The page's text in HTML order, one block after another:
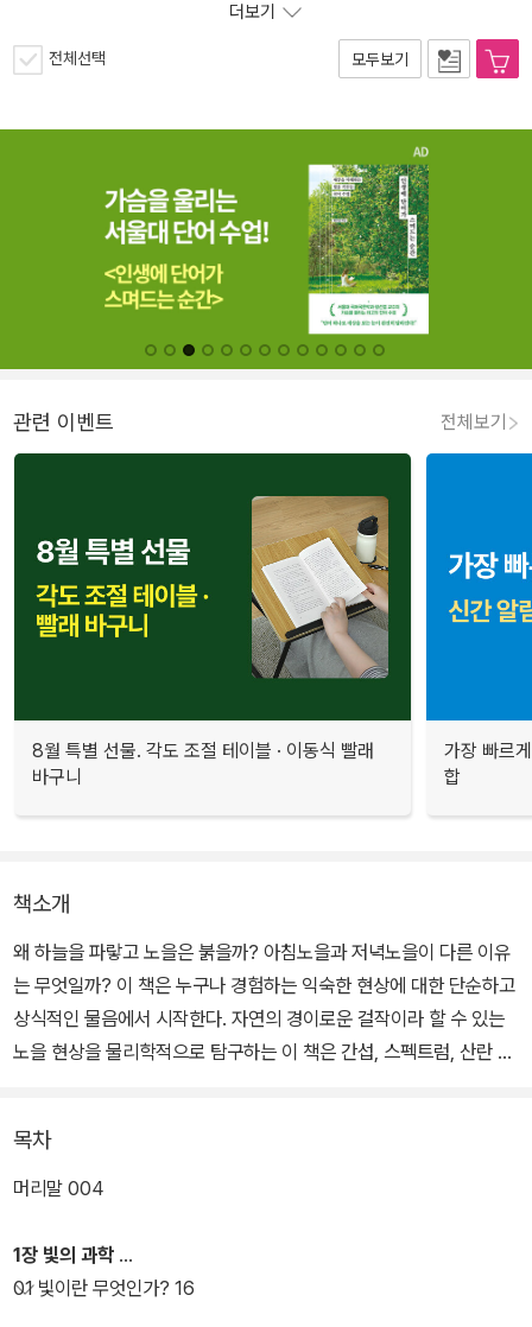
더보기
전체선택 모두보기
관련 이벤트 전체보기
8월 특별 선물. 각도 조절 테이블 · 이동식 빨래
바구니
가장 빠르
합
책소개
왜 하늘을 파랗고 노을은 붉을까? 아침노을과 저녁노을이 다른 이유
는 무엇일까? 이 책은 누구나 경험하는 익숙한 현상에 대한 단순하고
상식적인 물음에서 시작한다. 자연의 경이로운 걸작이라 할 수 있는
노을 현상을 물리학적으로 탐구하는 이 책은 간섭, 스펙트럼, 산란 등
신기루, 녹색광선, 오메가 현상, 찌그러진 해 등 해가 만들어내는 현상
까지 노을과 관련한 거의 모든 것을 다룬다. 특히 아침노을과 저녁노
력의 영향 등을 검토한다. 오랜 시간 가져왔던 물음의 답을 찾아가는
과정, 그리고 우리나라뿐만 아니라 세계 곳곳을 다니며 직접 찍은 다
목차
머리말 004
1장 빛의 과학
01 빛이란 무엇인가? 16